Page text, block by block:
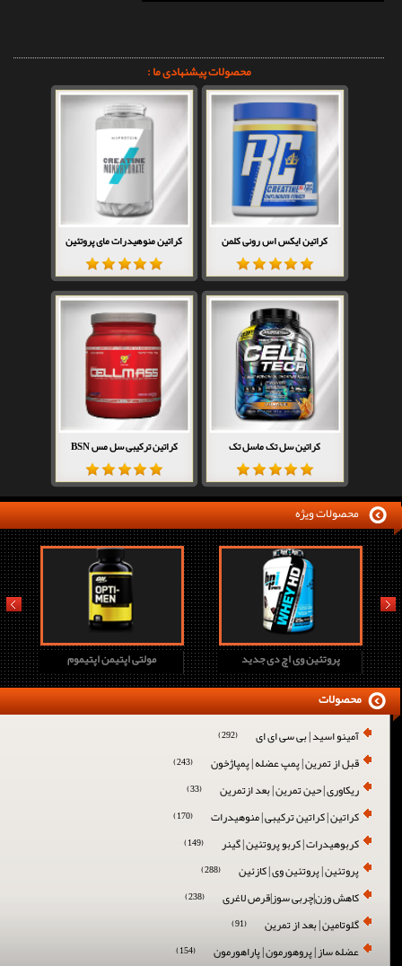
محصولات پیشنهادی ما :
کراتین ایکس اس رونی کلمن کراتین منوهیدرات مای پروتئین
کراتین سل تک ماسل تک کراتین ترکیبی سل مس BSN
محصولات ویژه
مولتی اپتیمن اپتیموم پروتئین وی اچ دی جدید
prev next
آمینو اسید | بی سی ای ای (292)
قبل از تمرین | پمپ عضله | پمپاژخون (243)
ریکاوری | حین تمرین | بعد ازتمرین (33)
کراتین | کراتین ترکیبی | منوهیدرات (170)
کربوهیدرات | کربو پروتئین | گینر (149)
پروتئین | پروتئین وی | کازئین (288)
کاهش وزن|چربی سوز|قرص لاغری (238)
گلوتامین | بعد از تمرین (91)
عضله ساز | پروهورمون | پاراهورمون (154)
محصولات